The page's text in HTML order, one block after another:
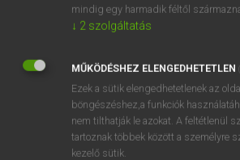
adjourn
adjournment
mindig egy harmadik féltől
↓ 2 szolgáltatás
MŰKÖDÉSHEZ ELENGEDHETETLEN
Ezek a sütik elengedhetetlenek az
böngészéshez,a funkciók
nem tilthatják le azokat. A feltétlenül
tartoznak többek között a személyre
kezelő sütik.